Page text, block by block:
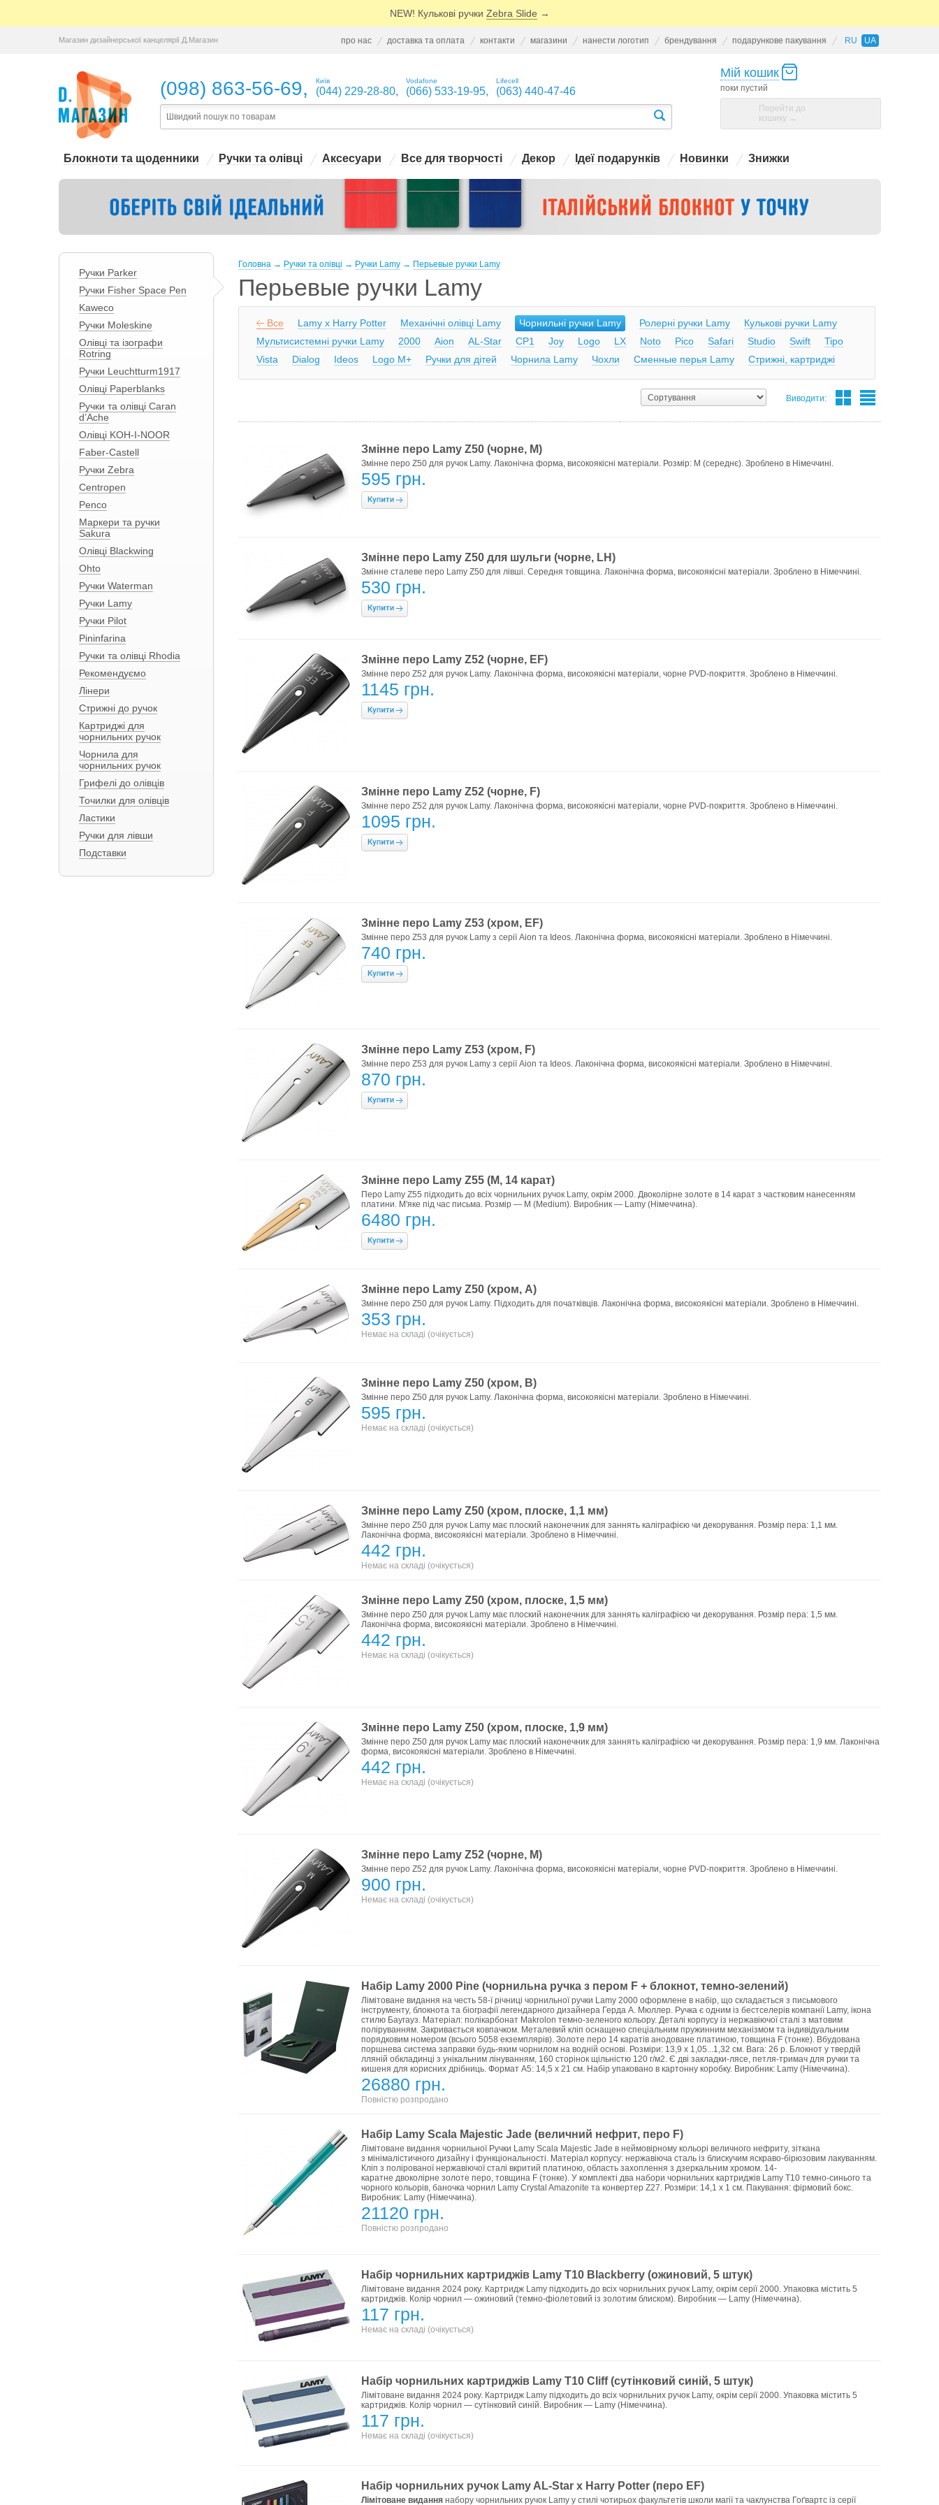
NEW! Кулькові ручки Zebra Slide →
Магазин дизайнерської канцелярії Д.Магазин про нас доставка та оплата контакти магазини нанести логотип брендування подарункове пакування RU UA
(098) 863-56-69, Київ
(044) 229-28-80,
Vodafone
(066) 533-19-95,
Lifecell
(063) 440-47-46
Мій кошик
поки пустий
Перейти до
кошику →
Блокноти та щоденники Ручки та олівці Аксесуари Все для творчості Декор Ідеї подарунків Новинки Знижки
Ручки Parker
Ручки Fisher Space Pen
Kaweco
Ручки Moleskine
Олівці та ізографи
Rotring
Ручки Leuchtturm1917
Олівці Paperblanks
Ручки та олівці Caran
d’Ache
Олівці KOH-I-NOOR
Faber-Castell
Ручки Zebra
Centropen
Penco
Маркери та ручки
Sakura
Олівці Blackwing
Ohto
Ручки Waterman
Ручки Lamy
Ручки Pilot
Pininfarina
Ручки та олівці Rhodia
Рекомендуємо
Лінери
Стрижні до ручок
Картриджі для
чорнильних ручок
Чорнила для
чорнильних ручок
Грифелі до олівців
Точилки для олівців
Ластики
Ручки для лівши
Подставки
Головна → Ручки та олівці → Ручки Lamy → Перьевые ручки Lamy
Перьевые ручки Lamy
Все Lamy x Harry Potter Механічні олівці Lamy Чорнильні ручки Lamy Ролерні ручки Lamy
Кулькові ручки Lamy
Мультисистемні ручки Lamy
2000 Aion AL-Star CP1 Joy Logo LX Noto Pico Safari Studio Swift
Tipo
Vista
Dialog Ideos Logo M+ Ручки для дітей Чорнила Lamy Чохли Сменные перья Lamy Стрижні, картриджі
Виводити:
Змінне перо Lamy Z50 (чорне, M)
Змінне перо Z50 для ручок Lamy. Лаконічна форма, високоякісні матеріали. Розмір: M (середнє). Зроблено в Німеччині.
595 грн.
Змінне перо Lamy Z50 для шульги (чорне, LH)
Змінне сталеве перо Lamy Z50 для лівші. Середня товщина. Лаконічна форма, високоякісні матеріали. Зроблено в Німеччині.
530 грн.
Змінне перо Lamy Z52 (чорне, EF)
Змінне перо Z52 для ручок Lamy. Лаконічна форма, високоякісні матеріали, чорне PVD-покриття. Зроблено в Німеччині.
1145 грн.
Змінне перо Lamy Z52 (чорне, F)
Змінне перо Z52 для ручок Lamy. Лаконічна форма, високоякісні матеріали, чорне PVD-покриття. Зроблено в Німеччині.
1095 грн.
Змінне перо Lamy Z53 (хром, EF)
Змінне перо Z53 для ручок Lamy з серії Aion та Ideos. Лаконічна форма, високоякісні матеріали. Зроблено в Німеччині.
740 грн.
Змінне перо Lamy Z53 (хром, F)
Змінне перо Z53 для ручок Lamy з серії Aion та Ideos. Лаконічна форма, високоякісні матеріали. Зроблено в Німеччині.
870 грн.
Змінне перо Lamy Z55 (M, 14 карат)
Перо Lamy Z55 підходить до всіх чорнильних ручок Lamy, окрім 2000. Двоколірне золоте в 14 карат з частковим нанесенням
платини. М'яке під час письма. Розмір — M (Medium). Виробник — Lamy (Німеччина).
6480 грн.
Змінне перо Lamy Z50 (xром, A)
Змінне перо Z50 для ручок Lamy. Підходить для початківців. Лаконічна форма, високоякісні матеріали. Зроблено в Німеччині.
353 грн.
Немає на складі (очікується)
Змінне перо Lamy Z50 (xром, B)
Змінне перо Z50 для ручок Lamy. Лаконічна форма, високоякісні матеріали. Зроблено в Німеччині.
595 грн.
Немає на складі (очікується)
Змінне перо Lamy Z50 (xром, плоске, 1,1 мм)
Змінне перо Z50 для ручок Lamy має плоский наконечник для заннять каліграфією чи декорування. Розмір пера: 1,1 мм.
Лаконічна форма, високоякісні матеріали. Зроблено в Німеччині.
442 грн.
Немає на складі (очікується)
Змінне перо Lamy Z50 (xром, плоске, 1,5 мм)
Змінне перо Z50 для ручок Lamy має плоский наконечник для заннять каліграфією чи декорування. Розмір пера: 1,5 мм.
Лаконічна форма, високоякісні матеріали. Зроблено в Німеччині.
442 грн.
Немає на складі (очікується)
Змінне перо Lamy Z50 (xром, плоске, 1,9 мм)
Змінне перо Z50 для ручок Lamy має плоский наконечник для заннять каліграфією чи декорування. Розмір пера: 1,9 мм. Лаконічна
форма, високоякісні матеріали. Зроблено в Німеччині.
442 грн.
Немає на складі (очікується)
Змінне перо Lamy Z52 (чорне, M)
Змінне перо Z52 для ручок Lamy. Лаконічна форма, високоякісні матеріали, чорне PVD-покриття. Зроблено в Німеччині.
900 грн.
Немає на складі (очікується)
Набір Lamy 2000 Pine (чорнильна ручка з пером F + блокнот, темно-зелений)
Лімітоване видання на честь 58-ї річниці чорнильної ручки Lamy 2000 оформлене в набір, що складається з письмового
інструменту, блокнота та біографії легендарного дизайнера Герда А. Мюллер. Ручка є одним із бестселерів компанії Lamy, ікона
стилю Баугауз. Матеріал: полікарбонат Makrolon темно-зеленого кольору. Деталі корпусу із нержавіючої сталі з матовим
поліруванням. Закривається ковпачком. Металевий кліп оснащено спеціальним пружинним механізмом та індивідуальним
порядковим номером (всього 5058 екземплярів). Золоте перо 14 каратів анодоване платиною, товщина F (тонке). Вбудована
поршнева система заправки будь-яким чорнилом на водній основі. Розміри: 13,9 х 1,05...1,32 см. Вага: 26 р. Блокнот у твердій
лляній обкладинці з унікальним лінуванням, 160 сторінок щільністю 120 г/м2. Є дві закладки-лясе, петля-тримач для ручки та
кишеня для корисних дрібниць. Формат А5: 14,5 х 21 см. Набір упаковано в картонну коробку. Виробник: Lamy (Німеччина).
26880 грн.
Повністю розпродано
Набір Lamy Scala Majestic Jade (величний нефрит, перо F)
Лімітоване видання чорнильної Ручки Lamy Scala Majestic Jade в неймовірному кольорі величного нефриту, зіткана
з мінімалістичного дизайну і функціональності. Матеріал корпусу: нержавіюча сталь із блискучим яскраво-бірюзовим лакуванням.
Кліп з полірованої нержавіючої сталі вкритий платиною, область захоплення з дзеркальним хромом. 14-
каратне двоколірне золоте перо, товщина F (тонке). У комплекті два набори чорнильних картриджів Lamy Т10 темно-синього та
чорного кольорів, баночка чорнил Lamy Crystal Amazonite та конвертер Z27. Розміри: 14,1 х 1 см. Пакування: фірмовий бокс.
Виробник: Lamy (Німеччина).
21120 грн.
Повністю розпродано
Набір чорнильних картриджів Lamy T10 Blackberry (ожиновий, 5 штук)
Лімітоване видання 2024 року. Картридж Lamy підходить до всіх чорнильних ручок Lamy, окрім серії 2000. Упаковка містить 5
картриджів. Колір чорнил — ожиновий (темно-фіолетовий із золотим блиском). Виробник — Lamy (Німеччина).
117 грн.
Немає на складі (очікується)
Набір чорнильних картриджів Lamy T10 Cliff (сутінковий синій, 5 штук)
Лімітоване видання 2024 року. Картридж Lamy підходить до всіх чорнильних ручок Lamy, окрім серії 2000. Упаковка містить 5
картриджів. Колір чорнил — сутінковий синій. Виробник — Lamy (Німеччина).
117 грн.
Немає на складі (очікується)
Набір чорнильних ручок Lamy AL-Star x Harry Potter (перо EF)
Лімітоване виданнянабору чорнильних ручок Lamy у стилі чотирьох факультетів школи магії та чаклунства Гоґвартс із серії